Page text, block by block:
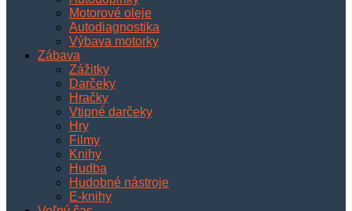
Motorové oleje
Autodiagnostika
Výbava motorky
Zábava
Zážitky
Darčeky
Hračky
Vtipné darčeky
Hry
Filmy
Knihy
Hudba
Hudobné nástroje
E-knihy